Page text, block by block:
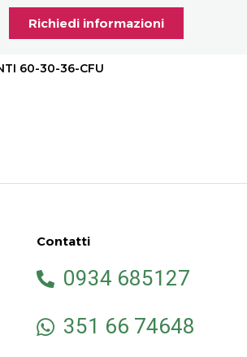
Richiedi informazioni
60-30-36-CFU
Contatti
0934 685127
351 66 74648